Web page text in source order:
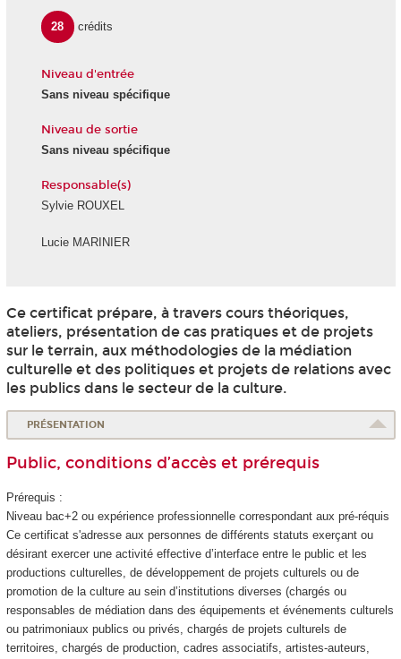
28 crédits
Niveau d'entrée
Sans niveau spécifique
Niveau de sortie
Sans niveau spécifique
Responsable(s)
Sylvie ROUXEL
Lucie MARINIER
Ce certificat prépare, à travers cours théoriques,
ateliers, présentation de cas pratiques et de projets
sur le terrain, aux méthodologies de la médiation
culturelle et des politiques et projets de relations avec
les publics dans le secteur de la culture.
PRÉSENTATION
Public, conditions d’accès et prérequis
Prérequis :
Niveau bac+2 ou expérience professionnelle correspondant aux pré-réquis
Ce certificat s'adresse aux personnes de différents statuts exerçant ou
désirant exercer une activité effective d’interface entre le public et les
productions culturelles, de développement de projets culturels ou de
promotion de la culture au sein d’institutions diverses (chargés ou
responsables de médiation dans des équipements et événements culturels
ou patrimoniaux publics ou privés, chargés de projets culturels de
territoires, chargés de production, cadres associatifs, artistes-auteurs,